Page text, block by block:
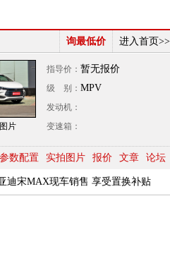
询最低价 进入首页>>
片
指导价： 暂无报价
级 别： MPV
发动机：
变速箱：
参数配置 实拍图片 报价 文章 论坛
迪宋MAX现车销售 享受置换补贴